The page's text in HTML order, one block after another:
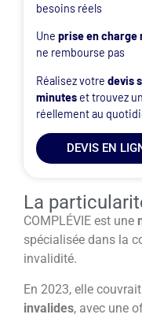
besoins réels
Une prise en charge
ne rembourse pas
Réalisez votre devis
minuteset trouvez
réellement au
DEVIS EN
La
COMPLÉVIE est une
spécialisée dans la
invalidité.
En 2023, elle
invalides, avec une